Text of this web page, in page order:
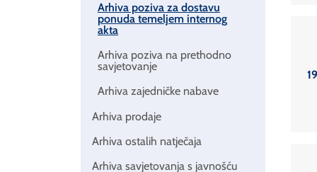
Arhiva poziva za dostavu
ponuda temeljem internog
akta
Arhiva poziva na prethodno
savjetovanje
Arhiva zajedničke nabave
Arhiva prodaje
Arhiva ostalih natječaja
Arhiva savjetovanja s javnošću